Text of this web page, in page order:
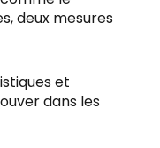
deux mesures
et
dans les